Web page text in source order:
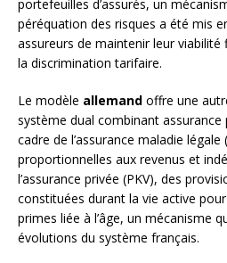
portefeuilles d’assurés, un
péréquation des risques a été mis
assureurs de maintenir leur viabilité
la discrimination tarifaire.
Le modèle allemand offre une
système dual combinant assurance
cadre de l’assurance maladie
proportionnelles aux revenus et
l’assurance privée (PKV), des
constituées durant la vie active
primes liée à l’âge, un mécanisme
évolutions du système français.